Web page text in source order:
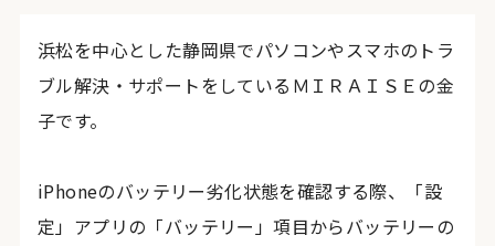
浜松を中心とした静岡県でパソコンやスマホのトラ
ブル解決・サポートをしているＭＩＲＡＩＳＥの金
子です。
iPhoneのバッテリー劣化状態を確認する際、「設
定」アプリの「バッテリー」項目からバッテリーの